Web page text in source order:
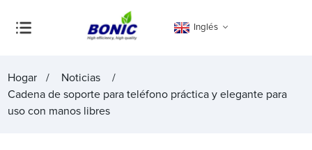
Inglés
Hogar
Noticias
Cadena de soporte para teléfono práctica y elegante para
uso con manos libres